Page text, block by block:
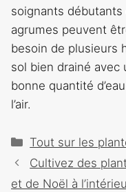
soignants débutants
agrumes peuvent
besoin de plusieurs
sol bien drainé avec
bonne quantité
l’air.
Catégories
Tout sur les
Navigation
des
Cultivez des
et de Noël à